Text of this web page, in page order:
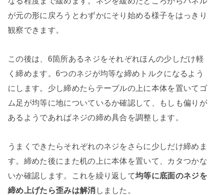
が元の形に戻ろうとわずかにそり始める様子をはっきり
観察できます。
この後は、6箇所あるネジをそれぞれほんの少しだけ軽
く締めます。6つのネジが均等な締めトルクになるよう
にします。少し締めたらテーブルの上に本体を置いてゴ
ム足が均等に地についているか確認して、もしも偏りが
あるようであればネジの締め具合を調整します。
うまくできたらそれぞれのネジをさらに少しだけ締めま
す。締めた後にまた机の上に本体を置いて、カタつかな
いか確認します。これを繰り返して均等に底面のネジを
締め上げたら歪みは解消 しました。